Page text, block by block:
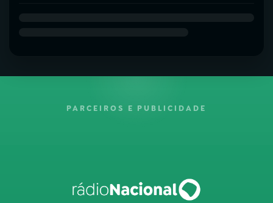
PARCEIROS E PUBLICIDADE